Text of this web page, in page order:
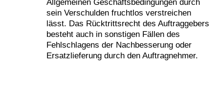
Allgemeinen Geschäftsbedingungen durch
sein Verschulden fruchtlos verstreichen
lässt. Das Rücktrittsrecht des Auftraggebers
besteht auch in sonstigen Fällen des
Fehlschlagens der Nachbesserung oder
Ersatzlieferung durch den Auftragnehmer.